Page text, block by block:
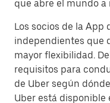
que abre el mundo
Los socios de la App
independientes que
mayor flexibilidad.
requisitos para
de Uber según
Uber está disponible